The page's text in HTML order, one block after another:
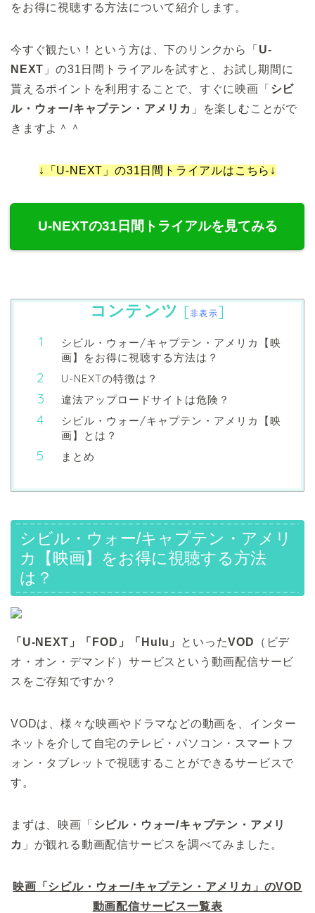
をお得に視聴する方法について紹介します。
今すぐ観たい！という方は、下のリンクから「 U-
NEXT 」の31日間トライアルを試すと、お試し期間に
貰えるポイントを利用することで、すぐに映画「 シビ
ル・ウォー/キャプテン・アメリカ 」を楽しむことがで
きますよ＾＾
↓「U-NEXT」の31日間トライアルはこちら↓
U-NEXTの31日間トライアルを見てみる
コンテンツ [非表示]
シビル・ウォー/キャプテン・アメリカ【映
画】をお得に視聴する方法は？
U-NEXTの特徴は？
違法アップロードサイトは危険？
シビル・ウォー/キャプテン・アメリカ【映
画】とは？
まとめ
シビル・ウォー/キャプテン・アメリ
カ【映画】をお得に視聴する方法
は？
「U-NEXT」「FOD」「Hulu」 といったVOD
（ビデ
オ・オン・デマンド）サービスという動画配信サービ
スをご存知ですか？
VODは、様々な映画やドラマなどの動画を、インター
ネットを介して自宅のテレビ・パソコン・スマートフ
ォン・タブレットで視聴することができるサービスで
す。
まずは、映画「 シビル・ウォー/キャプテン・アメリ
カ 」が観れる動画配信サービスを調べてみました。
映画「シビル・ウォー/キャプテン・アメリカ」のVOD
動画配信サービス一覧表